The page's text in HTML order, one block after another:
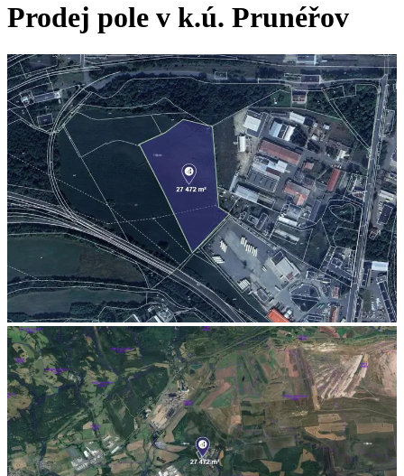
Prodej pole v k.ú. Prunéřov